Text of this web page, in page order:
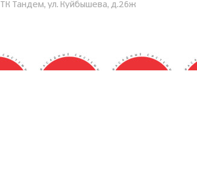
Тандем, ул. Куйбышева, д.26ж